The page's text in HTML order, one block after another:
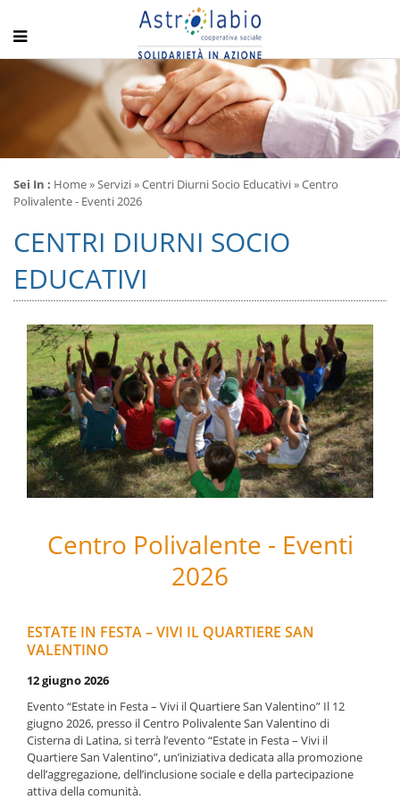
Sei In : Home»Servizi»Centri Diurni Socio Educativi» Centro
Polivalente - Eventi 2026
CENTRI DIURNI SOCIO
EDUCATIVI
Centro Polivalente - Eventi
2026
ESTATE IN FESTA – VIVI IL QUARTIERE SAN
VALENTINO
12 giugno 2026
Evento “Estate in Festa – Vivi il Quartiere San Valentino” Il 12
giugno 2026, presso il Centro Polivalente San Valentino di
Cisterna di Latina, si terrà l’evento “Estate in Festa – Vivi il
Quartiere San Valentino”, un’iniziativa dedicata alla promozione
dell’aggregazione, dell’inclusione sociale e della partecipazione
attiva della comunità.